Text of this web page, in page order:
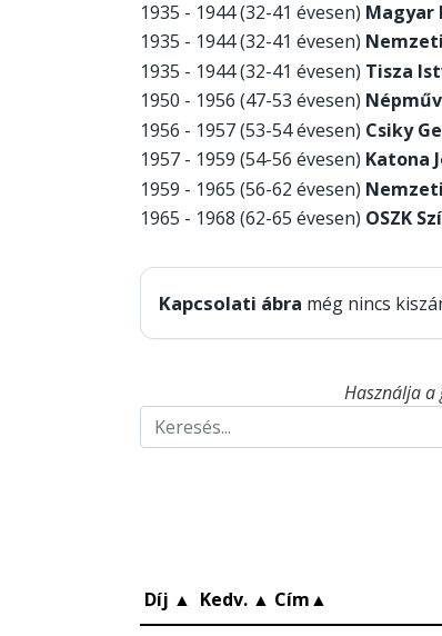
1935 - 1944 (32-41 évesen) Magyar
1935 - 1944 (32-41 évesen)
1935 - 1944 (32-41 évesen) Tisza
1950 - 1956 (47-53 évesen)
1956 - 1957 (53-54 évesen) Csiky
1957 - 1959 (54-56 évesen) Katona
1959 - 1965 (56-62 évesen)
1965 - 1968 (62-65 évesen) OSZK
Kapcsolati ábra még nincs
Használja a
Díj ▲ Kedv. ▲ Cím▲